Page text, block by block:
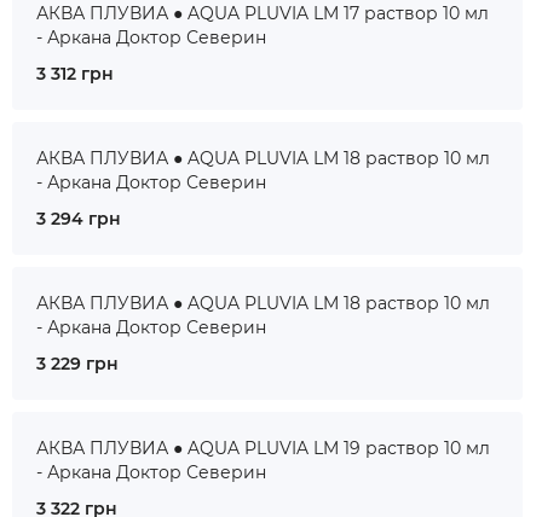
АКВА ПЛУВИА ● AQUA PLUVIA LM 17 раствор 10 мл
- Аркана Доктор Северин
3 312 грн
АКВА ПЛУВИА ● AQUA PLUVIA LM 18 раствор 10 мл
- Аркана Доктор Северин
3 294 грн
АКВА ПЛУВИА ● AQUA PLUVIA LM 18 раствор 10 мл
- Аркана Доктор Северин
3 229 грн
АКВА ПЛУВИА ● AQUA PLUVIA LM 19 раствор 10 мл
- Аркана Доктор Северин
3 322 грн